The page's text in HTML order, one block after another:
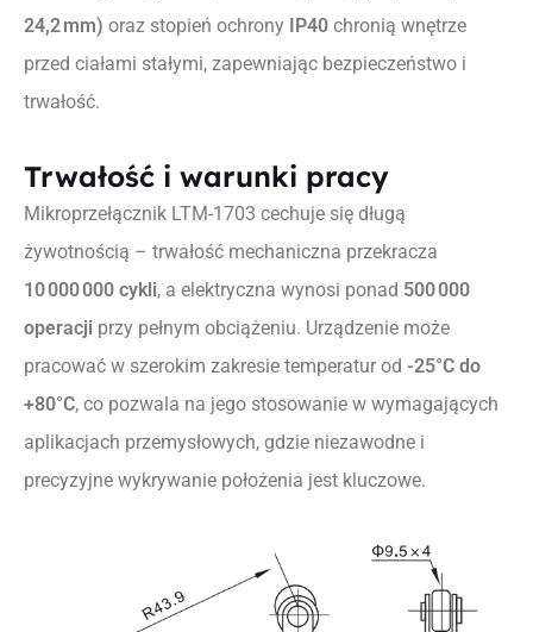
24,2 mm) oraz stopień ochrony IP40 chronią wnętrze
przed ciałami stałymi, zapewniając bezpieczeństwo i
trwałość.
Trwałość i warunki pracy
Mikroprzełącznik LTM-1703 cechuje się długą
żywotnością – trwałość mechaniczna przekracza
10 000 000 cykli, a elektryczna wynosi ponad 500 000
operacji przy pełnym obciążeniu. Urządzenie może
pracować w szerokim zakresie temperatur od -25°C do
+80°C, co pozwala na jego stosowanie w wymagających
aplikacjach przemysłowych, gdzie niezawodne i
precyzyjne wykrywanie położenia jest kluczowe.